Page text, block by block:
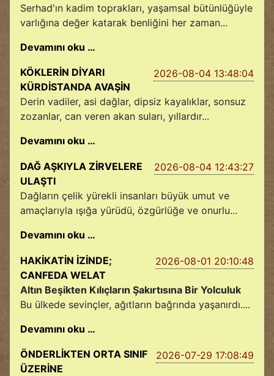
Serhad'ın kadim toprakları, yaşamsal bütünlüğüyle
varlığına değer katarak benliğini her zaman...
Devamını oku …
2026-08-04 13:48:04
KÖKLERİN DİYARI
KÜRDİSTANDA AVAŞİN
Derin vadiler, asi dağlar, dipsiz kayalıklar, sonsuz
zozanlar, can veren akan suları, yıllardır...
Devamını oku …
2026-08-04 12:43:27
DAĞ AŞKIYLA ZİRVELERE
ULAŞTI
Dağların çelik yürekli insanları büyük umut ve
amaçlarıyla ışığa yürüdü, özgürlüğe ve onurlu...
Devamını oku …
2026-08-01 20:10:48
HAKİKATİN İZİNDE;
CANFEDA WELAT
Altın Beşikten Kılıçların Şakırtısına Bir Yolculuk
Bu ülkede sevinçler, ağıtların bağrında yaşanırdı....
Devamını oku …
2026-07-29 17:08:49
ÖNDERLİKTEN ORTA SINIF
ÜZERİNE